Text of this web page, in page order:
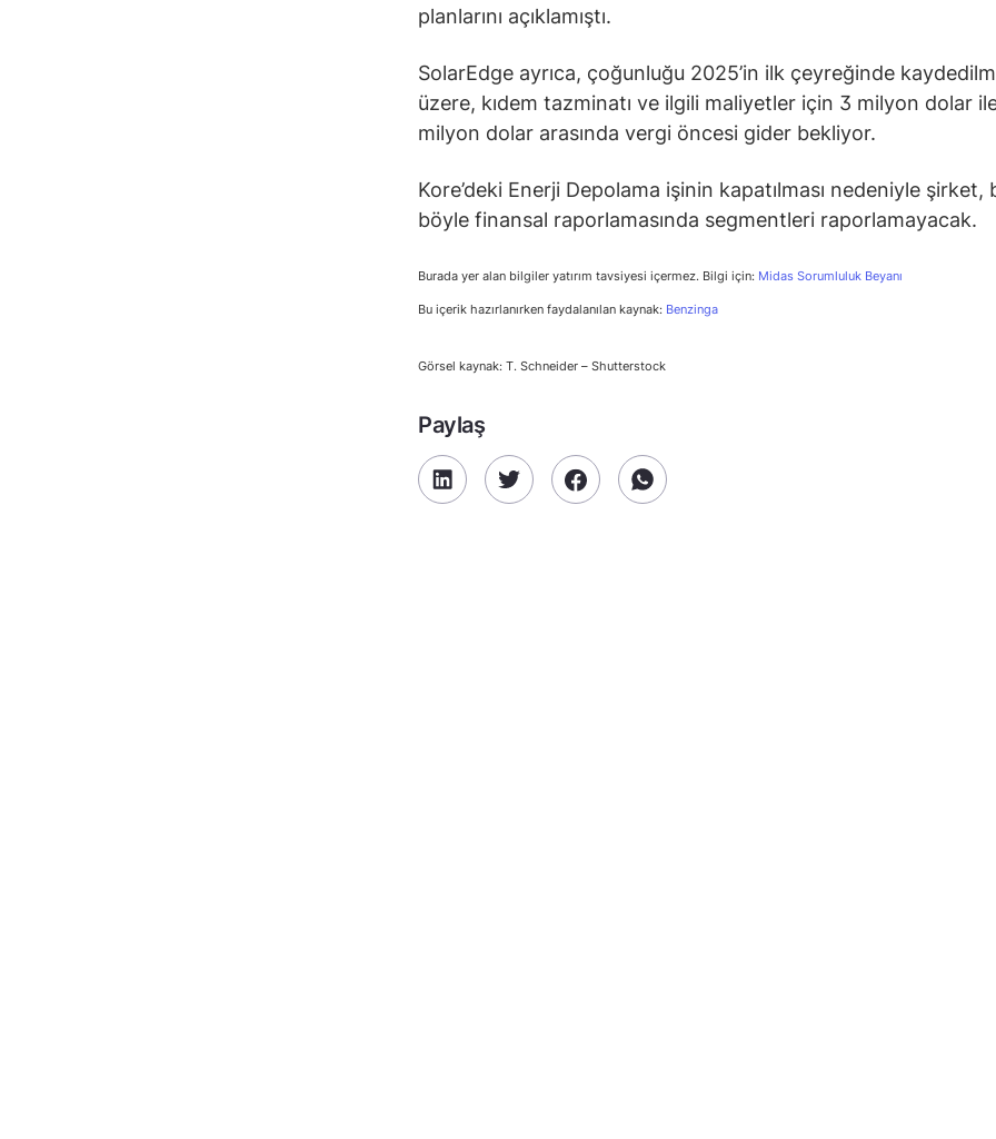
planlarını açıklamıştı.
SolarEdge ayrıca, çoğunluğu 2025’in ilk çeyreğinde
üzere, kıdem tazminatı ve ilgili maliyetler için 3 milyon dolar
milyon dolar arasında vergi öncesi gider bekliyor.
Kore’deki Enerji Depolama işinin kapatılması nedeniyle şirket,
böyle finansal raporlamasında segmentleri raporlamayacak.
Burada yer alan bilgiler yatırım tavsiyesi içermez. Bilgi için: Midas Sorumluluk Beyanı
Bu içerik hazırlanırken faydalanılan kaynak: Benzinga
Görsel kaynak: T. Schneider – Shutterstock
Paylaş